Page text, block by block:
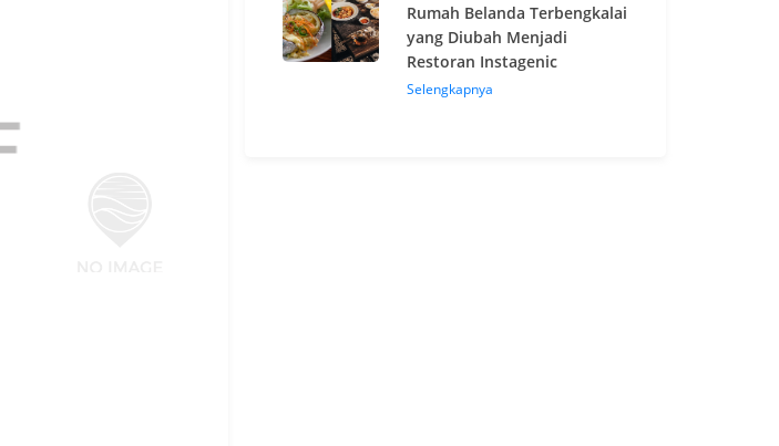
Rumah Belanda Terbengkalai
yang Diubah Menjadi
Restoran Instagenic
Selengkapnya